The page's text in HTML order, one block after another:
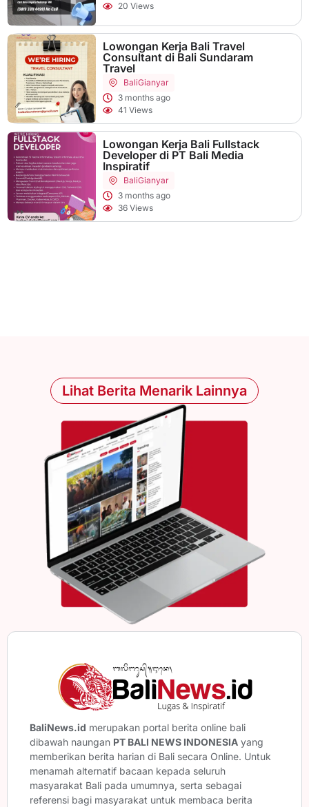
20 Views
Lowongan Kerja Bali Travel
Consultant di Bali Sundaram
Travel
BaliGianyar
3 months ago
41 Views
Lowongan Kerja Bali Fullstack
Developer di PT Bali Media
Inspiratif
BaliGianyar
3 months ago
36 Views
Lihat Berita Menarik Lainnya
BaliNews.id merupakan portal berita online bali
dibawah naungan PT BALI NEWS INDONESIA yang
memberikan berita harian di Bali secara Online. Untuk
menamah alternatif bacaan kepada seluruh
masyarakat Bali pada umumnya, serta sebagai
referensi bagi masyarakat untuk membaca berita